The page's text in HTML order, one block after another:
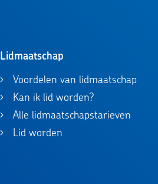
Lidmaatschap
Voordelen van lidmaatschap
Kan ik lid worden?
Alle lidmaatschapstarieven
Lid worden